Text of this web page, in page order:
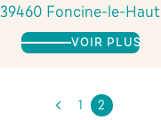
39460 Foncine-le-Haut
VOIR PLUS
Page1 2